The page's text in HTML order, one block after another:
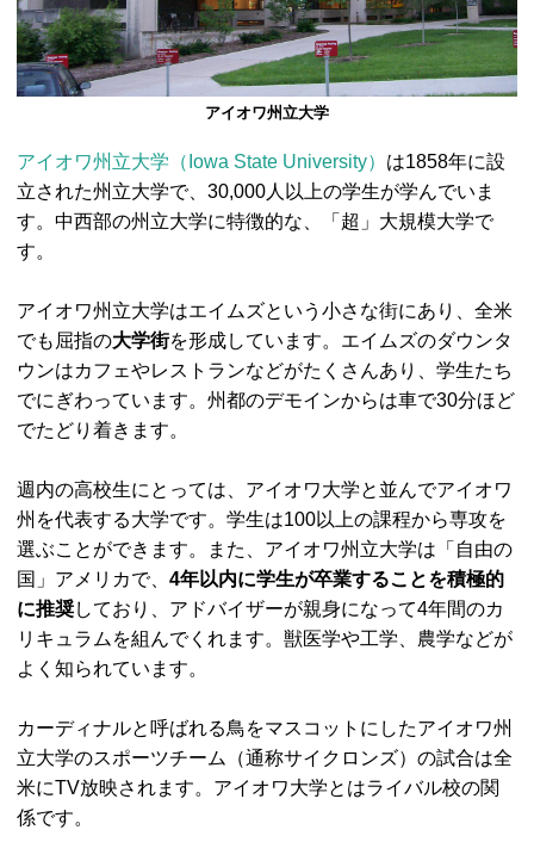
アイオワ州立大学
アイオワ州立大学（Iowa State University） は1858年に設
立された州立大学で、30,000人以上の学生が学んでいま
す。中西部の州立大学に特徴的な、「超」大規模大学で
す。
アイオワ州立大学はエイムズという小さな街にあり、全米
でも屈指の大学街を形成しています。エイムズのダウンタ
ウンはカフェやレストランなどがたくさんあり、学生たち
でにぎわっています。州都のデモインからは車で30分ほど
でたどり着きます。
週内の高校生にとっては、アイオワ大学と並んでアイオワ
州を代表する大学です。学生は100以上の課程から専攻を
選ぶことができます。また、アイオワ州立大学は「自由の
国」アメリカで、 4年以内に学生が卒業することを積極的
に推奨しており、アドバイザーが親身になって4年間のカ
リキュラムを組んでくれます。獣医学や工学、農学などが
よく知られています。
カーディナルと呼ばれる鳥をマスコットにしたアイオワ州
立大学のスポーツチーム（通称サイクロンズ）の試合は全
米にTV放映されます。アイオワ大学とはライバル校の関
係です。